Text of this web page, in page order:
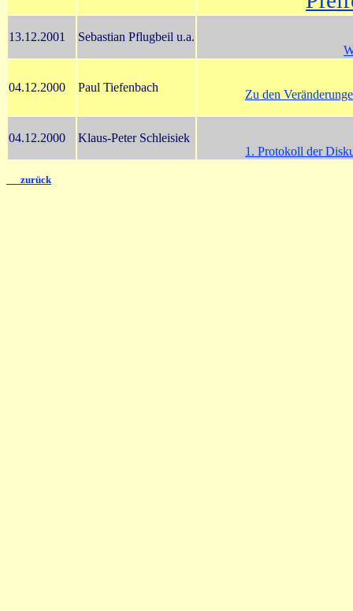
13.12.2001
Sebastian Pflugbeil u.a.
04.12.2000 Paul Tiefenbach
Zu den
04.12.2000
Klaus-Peter Schleisiek
1. Protokoll der
zurück